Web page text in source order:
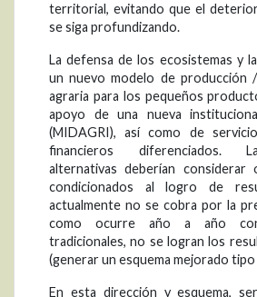
territorial, evitando que el
se siga profundizando.
La defensa de los ecosistemas y
un nuevo modelo de producción /
agraria para los pequeños
apoyo de una nueva
(MIDAGRI), así como de
financieros diferenciados.
alternativas deberían considerar
condicionados al logro de
actualmente no se cobra por la
como ocurre año a año
tradicionales, no se logran los
(generar un esquema mejorado
En esta dirección y esquema,